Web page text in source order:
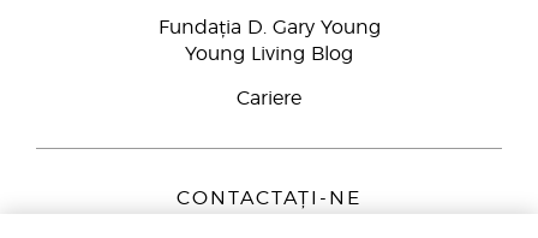
Fundația D. Gary Young
Young Living Blog
Cariere
CONTACTAȚI-NE